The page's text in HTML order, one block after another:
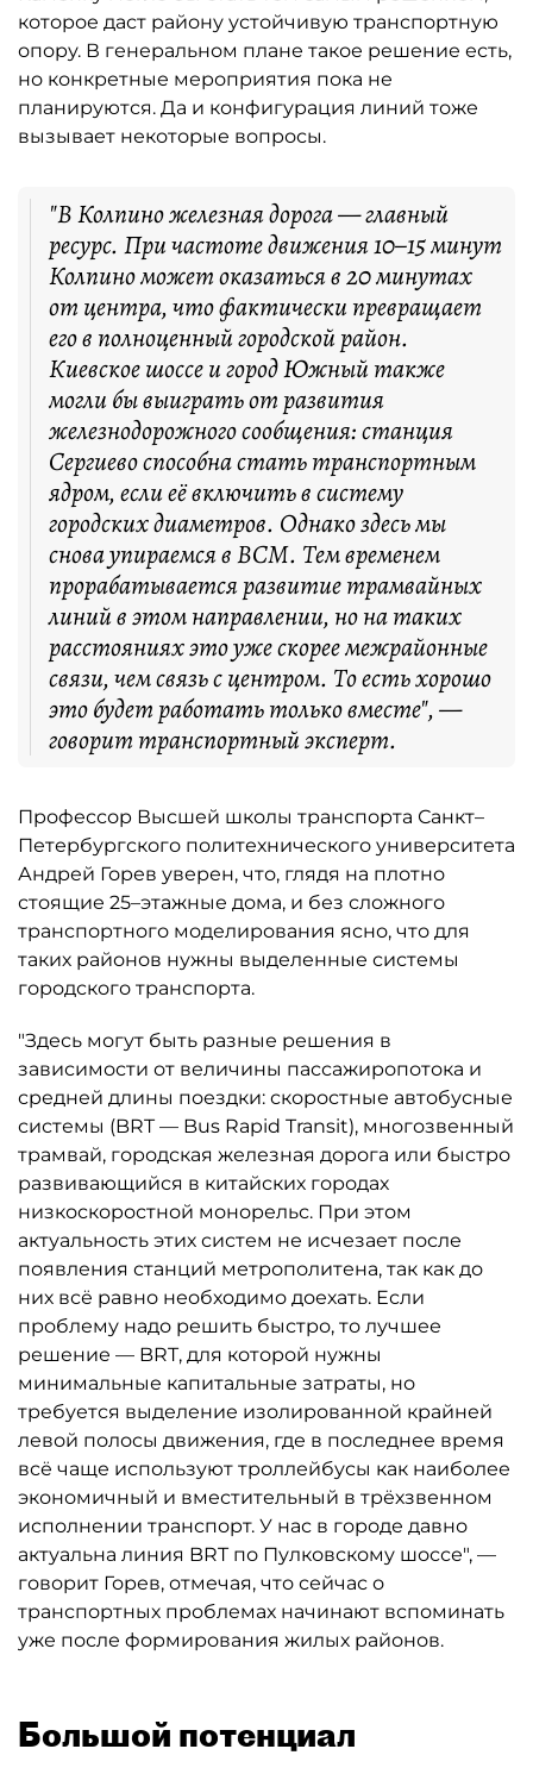
которое даст району устойчивую транспортную
опору. В генеральном плане такое решение есть,
но конкретные мероприятия пока не
планируются. Да и конфигурация линий тоже
вызывает некоторые вопросы.
"В Колпино железная дорога — главный
ресурс. При частоте движения 10–15 минут
Колпино может оказаться в 20 минутах
от центра, что фактически превращает
его в полноценный городской район.
Киевское шоссе и город Южный также
могли бы выиграть от развития
железнодорожного сообщения: станция
Сергиево способна стать транспортным
ядром, если её включить в систему
городских диаметров. Однако здесь мы
снова упираемся в ВСМ. Тем временем
прорабатывается развитие трамвайных
линий в этом направлении, но на таких
расстояниях это уже скорее межрайонные
связи, чем связь с центром. То есть хорошо
это будет работать только вместе", —
говорит транспортный эксперт.
Профессор Высшей школы транспорта Санкт–
Петербургского политехнического университета
Андрей Горев уверен, что, глядя на плотно
стоящие 25–этажные дома, и без сложного
транспортного моделирования ясно, что для
таких районов нужны выделенные системы
городского транспорта.
"Здесь могут быть разные решения в
зависимости от величины пассажиропотока и
средней длины поездки: скоростные автобусные
системы (BRT — Bus Rapid Transit), многозвенный
трамвай, городская железная дорога или быстро
развивающийся в китайских городах
низкоскоростной монорельс. При этом
актуальность этих систем не исчезает после
появления станций метрополитена, так как до
них всё равно необходимо доехать. Если
проблему надо решить быстро, то лучшее
решение — BRT, для которой нужны
минимальные капитальные затраты, но
требуется выделение изолированной крайней
левой полосы движения, где в последнее время
всё чаще используют троллейбусы как наиболее
экономичный и вместительный в трёхзвенном
исполнении транспорт. У нас в городе давно
актуальна линия BRT по Пулковскому шоссе", —
говорит Горев, отмечая, что сейчас о
транспортных проблемах начинают вспоминать
уже после формирования жилых районов.
Большой потенциал